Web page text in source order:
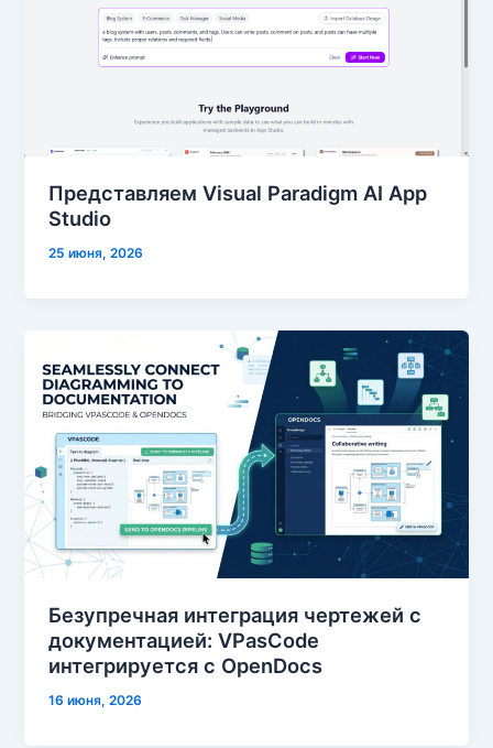
Представляем Visual Paradigm AI App
Studio
25 июня, 2026
Безупречная интеграция чертежей с
документацией: VPasCode
интегрируется с OpenDocs
16 июня, 2026